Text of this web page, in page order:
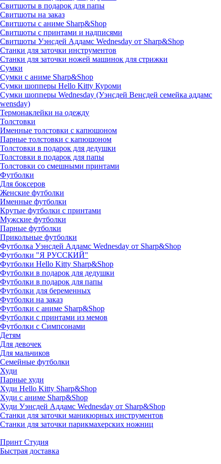
Свитшоты в подарок для папы
Свитшоты на заказ
Свитшоты с аниме Sharp&Shop
Свитшоты с принтами и надписями
Свитшоты Уэнсдей Аддамс Wednesday от Sharp&Shop
Станки для заточки инструментов
Станки для заточки ножей машинок для стрижки
Сумки
Сумки с аниме Sharp&Shop
Сумки шопперы Hello Kitty Куроми
Сумки шопперы Wednesday (Уэнсдей Венсдей семейка аддамс
wensday)
Термонаклейки на одежду
Толстовки
Именные толстовки с капюшоном
Парные толстовки с капюшоном
Толстовки в подарок для дедушки
Толстовки в подарок для папы
Толстовки со смешными принтами
Футболки
Для боксеров
Женские футболки
Именные футболки
Крутые футболки с принтами
Мужские футболки
Парные футболки
Прикольные футболки
Футболка Уэнсдей Аддамс Wednesday от Sharp&Shop
Футболки "Я РУССКИЙ"
Футболки Hello Kitty Sharp&Shop
Футболки в подарок для дедушки
Футболки в подарок для папы
Футболки для беременных
Футболки на заказ
Футболки с аниме Sharp&Shop
Футболки с принтами из мемов
Футболки с Симпсонами
Детям
Для девочек
Для мальчиков
Семейные футболки
Худи
Парные худи
Худи Hello Kitty Sharp&Shop
Худи с аниме Sharp&Shop
Худи Уэнсдей Аддамс Wednesday от Sharp&Shop
Станки для заточки маникюрных инструментов
Станки для заточки парикмахерских ножниц
Принт Студия
Быстрая доставка